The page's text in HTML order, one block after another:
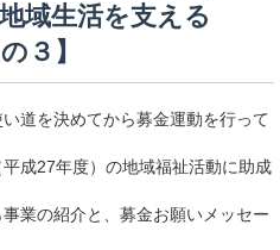
域生活を支える
３】
道を決めてから募金運動を行って
成27年度）の地域福祉活動に助成
業の紹介と、募金お願いメッセー